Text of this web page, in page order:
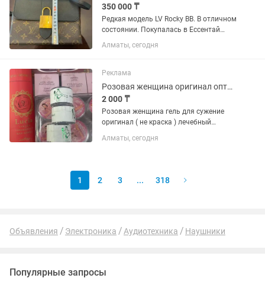
350 000 ₸
Редкая модель LV Rocky BB. В отличном
состоянии. Покупалась в Ессентай
молл. Несколько выходов. В комплекте
коробка и пыльник
Алматы, сегодня
Реклама
Розовая женщина оригинал оптом и в розницу фито аптека Китай онлайн магазин
2 000 ₸
Розовая женщина гель для сужение
оригинал ( не краска ) лечебный
микробы и бактерии отправка почта ,
Алматы, сегодня
1 2 3 ... 318
Объявления Электроника Аудиотехника Наушники
Популярные запросы